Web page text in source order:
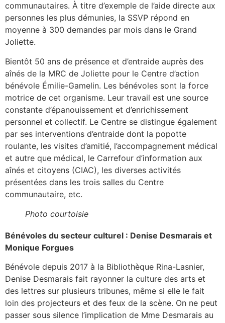
communautaires. À titre d’exemple de l’aide directe aux
personnes les plus démunies, la SSVP répond en
moyenne à 300 demandes par mois dans le Grand
Joliette.
Bientôt 50 ans de présence et d’entraide auprès des
aînés de la MRC de Joliette pour le Centre d’action
bénévole Émilie-Gamelin. Les bénévoles sont la force
motrice de cet organisme. Leur travail est une source
constante d’épanouissement et d’enrichissement
personnel et collectif. Le Centre se distingue également
par ses interventions d’entraide dont la popotte
roulante, les visites d’amitié, l’accompagnement médical
et autre que médical, le Carrefour d’information aux
aînés et citoyens (CIAC), les diverses activités
présentées dans les trois salles du Centre
communautaire, etc.
Photo courtoisie
Bénévoles du secteur culturel : Denise Desmarais et
Monique Forgues
Bénévole depuis 2017 à la Bibliothèque Rina-Lasnier,
Denise Desmarais fait rayonner la culture des arts et
des lettres sur plusieurs tribunes, même si elle le fait
loin des projecteurs et des feux de la scène. On ne peut
passer sous silence l’implication de Mme Desmarais au